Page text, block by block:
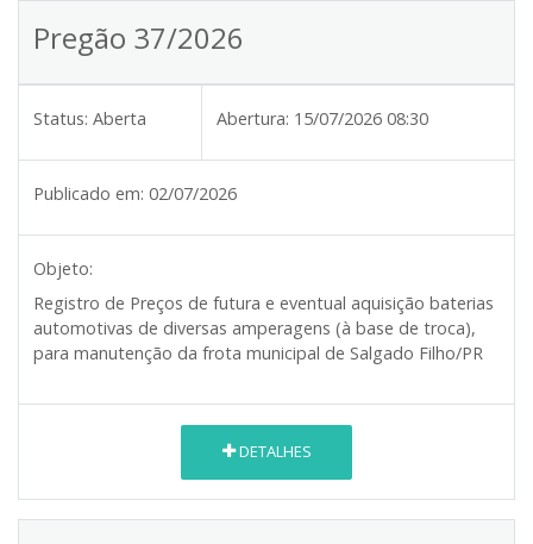
Pregão 37/2026
Status: Aberta Abertura: 15/07/2026 08:30
Publicado em: 02/07/2026
Objeto:
Registro de Preços de futura e eventual aquisição baterias
automotivas de diversas amperagens (à base de troca),
para manutenção da frota municipal de Salgado Filho/PR
DETALHES